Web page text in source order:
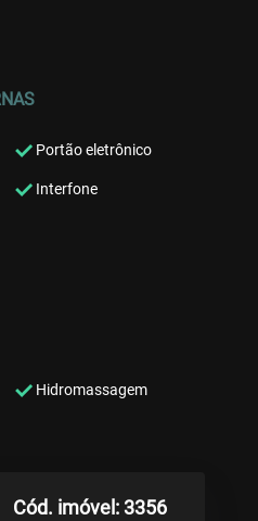
Portão eletrônico
Interfone
Hidromassagem
Cód. imóvel: 3356